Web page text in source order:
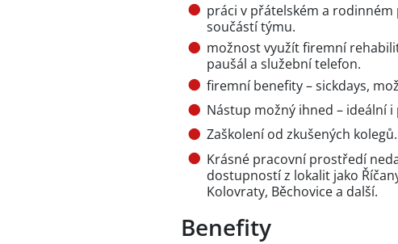
práci v přátelském a
součástí týmu.
možnost využít firemní
paušál a služební telefon.
firemní benefity – sickdays,
Nástup možný ihned – ideální
Zaškolení od zkušených kolegů.
Krásné pracovní prostředí
dostupností z lokalit jako
Kolovraty, Běchovice a další.
Benefity